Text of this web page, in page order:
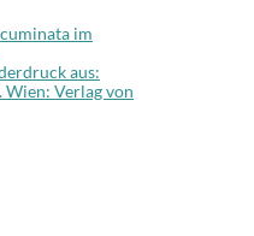
im
aus:
Verlag von